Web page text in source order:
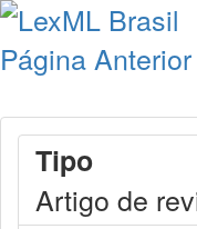
Página Anterior
Tipo
Artigo de